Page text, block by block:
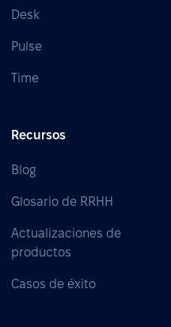
Desk
Pulse
Time
Recursos
Blog
Glosario de RRHH
Actualizaciones de
productos
Casos de éxito